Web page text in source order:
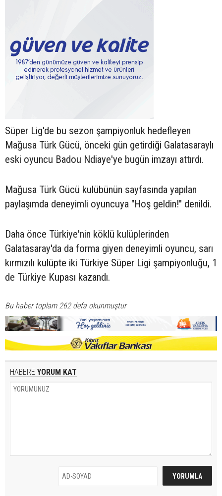
Süper Lig'de bu sezon şampiyonluk hedefleyen
Mağusa Türk Gücü, önceki gün getirdiği Galatasaraylı
eski oyuncu Badou Ndiaye'ye bugün imzayı attırdı.
Mağusa Türk Gücü kulübünün sayfasında yapılan
paylaşımda deneyimli oyuncuya "Hoş geldin!" denildi.
Daha önce Türkiye'nin köklü kulüplerinden
Galatasaray'da da forma giyen deneyimli oyuncu, sarı
kırmızılı kulüpte iki Türkiye Süper Ligi şampiyonluğu, 1
de Türkiye Kupası kazandı.
Bu haber toplam 262 defa okunmuştur
HABERE YORUM KAT